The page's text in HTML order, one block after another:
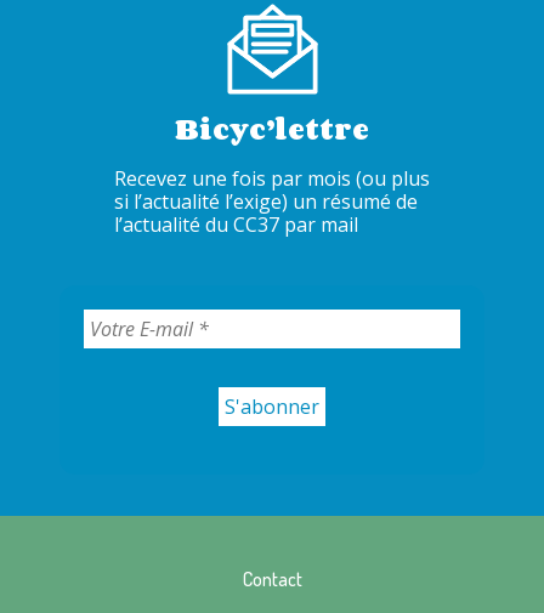
Bicyc’lettre
Recevez une fois par mois (ou plus
si l’actualité l’exige) un résumé de
l’actualité du CC37 par mail
Contact